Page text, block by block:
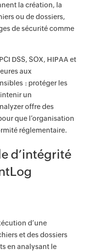
la création, la
ou de dossiers,
de sécurité comme
DSS, SOX, HIPAA et
aux
: protéger les
un
offre des
que l’organisation
réglementaire.
d’intégrité
d’une
et des dossiers
en analysant le